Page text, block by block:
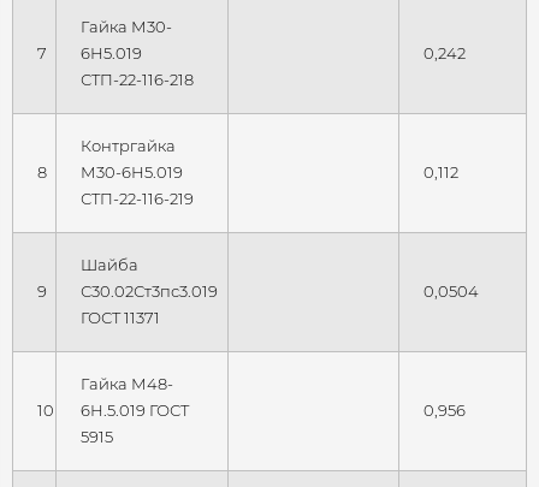
7
Гайка М30-
6Н5.019
СТП-22-116-218
0,242
8
Контргайка
М30-6Н5.019
СТП-22-116-219
0,112
9
Шайба
С30.02Ст3пс3.019
ГОСТ 11371
0,0504
10
Гайка М48-
6Н.5.019 ГОСТ
5915
0,956